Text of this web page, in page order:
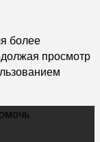
более
просмотр